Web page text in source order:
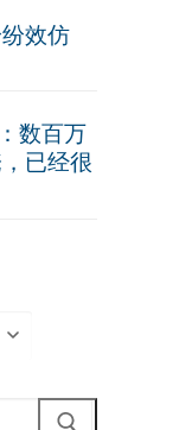
效仿
数百万
已经很